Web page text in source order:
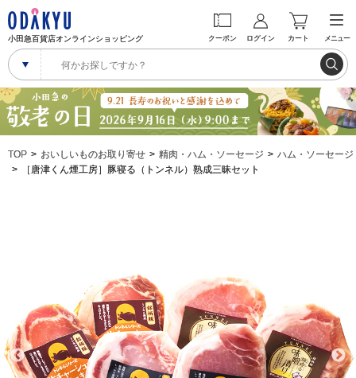
小田急百貨店オンラインショッピング クーポン ログイン カート メニュー
TOP おいしいものお取り寄せ 精肉・ハム・ソーセージ
ハム・ソーセージ
［唐津くん煙工房］豚寝る（トンネル）熟成三昧セット